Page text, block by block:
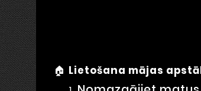
🏠 Lietošana mājas